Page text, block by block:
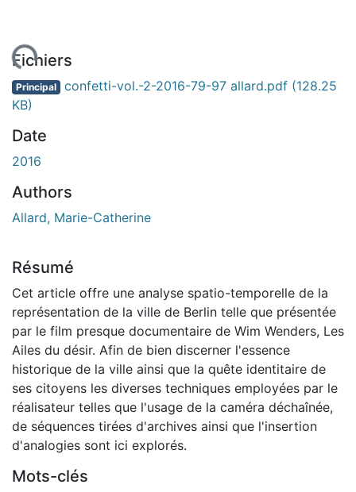
Fichiers
Principal confetti-vol.-2-2016-79-97 allard.pdf (128.25
KB)
Date
2016
Authors
Allard, Marie-Catherine
Résumé
Cet article offre une analyse spatio-temporelle de la
représentation de la ville de Berlin telle que présentée
par le film presque documentaire de Wim Wenders, Les
Ailes du désir. Afin de bien discerner l'essence
historique de la ville ainsi que la quête identitaire de
ses citoyens les diverses techniques employées par le
réalisateur telles que l'usage de la caméra déchaînée,
de séquences tirées d'archives ainsi que l'insertion
d'analogies sont ici explorés.
Mots-clés